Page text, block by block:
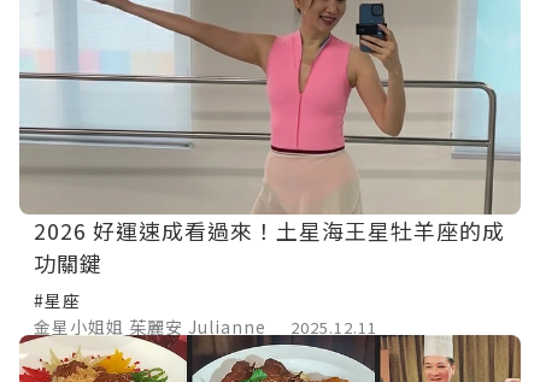
2026 好運速成看過來！土星海王星牡羊座的成
功關鍵
#星座
金星小姐姐 茱麗安 Julianne
2025.12.11